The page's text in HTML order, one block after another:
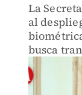
La
al
busca